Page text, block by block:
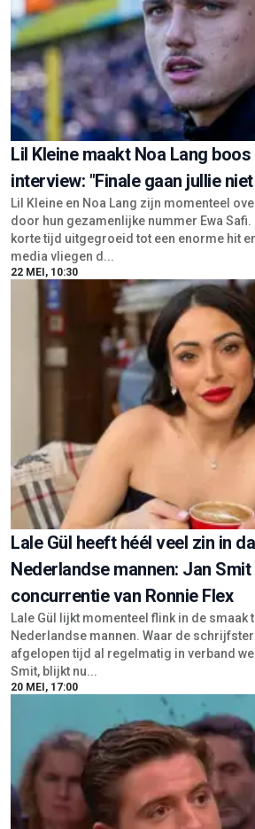
Lil Kleine maakt Noa Lang
interview: "Finale gaan jullie
Lil Kleine en Noa Lang zijn momenteel
door hun gezamenlijke nummer Ewa Safi.
korte tijd uitgegroeid tot een enorme hit
media vliegen d...
22 MEI, 10:30
Lale Gül heeft héél veel zin in
Nederlandse mannen: Jan
concurrentie van Ronnie Flex
Lale Gül lijkt momenteel flink in de smaak
Nederlandse mannen. Waar de
afgelopen tijd al regelmatig in verband
Smit, blijkt nu...
20 MEI, 17:00